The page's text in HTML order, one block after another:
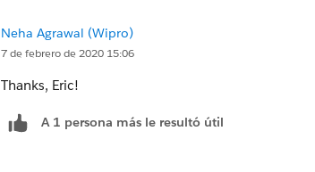
Neha Agrawal (Wipro)
7 de febrero de 2020 15:06
Thanks, Eric!
A 1 persona más le resultó útil